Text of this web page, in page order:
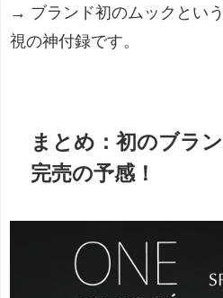
→ ブランド初のムックとい
視の神付録です。
まとめ：初のブラ
完売の予感！